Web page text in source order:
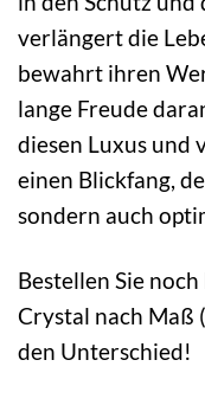
verlängert die
bewahrt ihren
lange Freude
diesen Luxus und
einen Blickfang,
sondern auch
Bestellen Sie
Crystal nach Maß
den Unterschied!